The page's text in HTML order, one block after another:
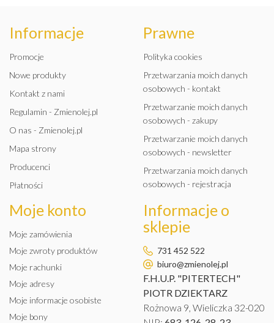
Informacje
Promocje
Nowe produkty
Kontakt z nami
Regulamin - Zmienolej.pl
O nas - Zmienolej.pl
Mapa strony
Producenci
Płatności
Prawne
Polityka cookies
Przetwarzania moich danych
osobowych - kontakt
Przetwarzanie moich danych
osobowych - zakupy
Przetwarzanie moich danych
osobowych - newsletter
Przetwarzania moich danych
osobowych - rejestracja
Moje konto
Moje zamówienia
Moje zwroty produktów
Moje rachunki
Moje adresy
Moje informacje osobiste
Moje bony
Informacje o
sklepie
731 452 522
biuro@zmienolej.pl
F.H.U.P. "PITERTECH"
PIOTR DZIEKTARZ
Rożnowa 9, Wieliczka 32-020